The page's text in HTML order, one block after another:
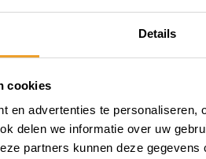
Details
cookies
en advertenties te
delen we informatie over uw
partners kunnen deze